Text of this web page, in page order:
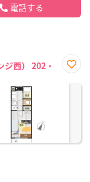
電話する
西） 202・
に入